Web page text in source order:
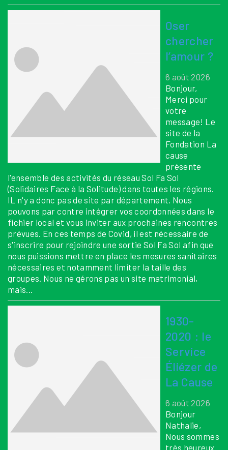
Oser
chercher
l’amour ?
6 août 2026
Bonjour,
Merci pour
votre
message! Le
site de la
Fondation La
cause
présente
l'ensemble des activités du réseau Sol Fa Sol
(Solidaires Face à la Solitude) dans toutes les régions.
IL n'y a donc pas de site par département. Nous
pouvons par contre intégrer vos coordonnées dans le
fichier local et vous inviter aux prochaines rencontres
prévues. En ces temps de Covid, il est nécessaire de
s'inscrire pour rejoindre une sortie Sol Fa Sol afin que
nous puissions mettre en place les mesures sanitaires
nécessaires et notamment limiter la taille des
groupes. Nous ne gérons pas un site matrimonial,
mais...
1930-
2020 : le
Service
Éliézer de
La Cause
6 août 2026
Bonjour
Nathalie,
Nous sommes
très heureux